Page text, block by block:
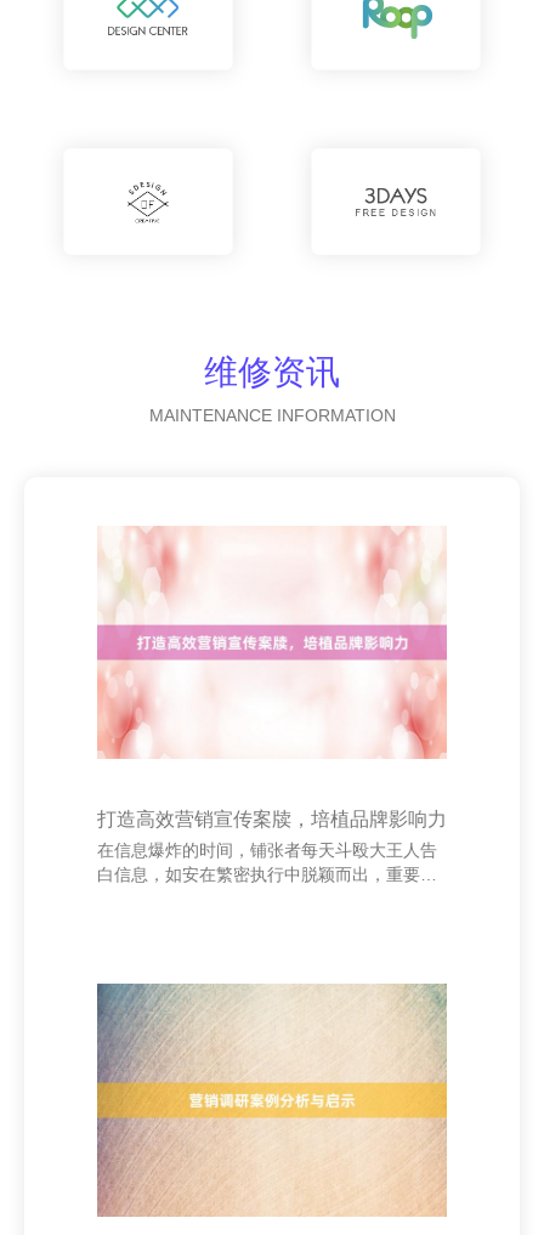
维修资讯
MAINTENANCE INFORMATION
打造高效营销宣传案牍，培植品牌影响力
在信息爆炸的时间，铺张者每天斗殴大王人告
白信息，如安在繁密执行中脱颖而出，重要在
降痛点，才气精确定位，使执行更具针对性。
其次，话语要直率有劲，幸免冗长复杂的抒
发，用松懈有劲的句子传递中枢信息，增强记
挂点。 同期，案牍需卓著品牌价值与家具上
风，强调独到卖点，让用户快速谄媚“为什么聘
任你”。情感共识亦然重要，通过故事化抒发或
情感化话语，拉